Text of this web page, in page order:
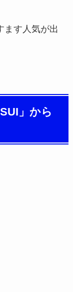
ます人気が出
」から